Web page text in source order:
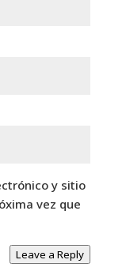
y sitio
vez que
Leave a Reply